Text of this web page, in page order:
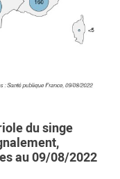
du singe
au 09/08/2022